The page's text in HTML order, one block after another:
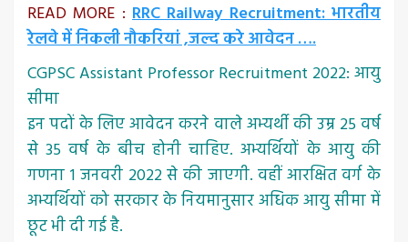
READ MORE : RRC Railway Recruitment: भारतीय
रेलवे में निकली नौकरियां ,जल्द करे आवेदन ….
CGPSC Assistant Professor Recruitment 2022: आयु
सीमा
इन पदों के लिए आवेदन करने वाले अभ्यर्थी की उम्र 25 वर्ष
से 35 वर्ष के बीच होनी चाहिए. अभ्यर्थियों के आयु की
गणना 1 जनवरी 2022 से की जाएगी. वहीं आरक्षित वर्ग के
अभ्यर्थियों को सरकार के नियमानुसार अधिक आयु सीमा में
छूट भी दी गई है.